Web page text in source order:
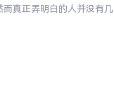
真正弄明白的人并没有几